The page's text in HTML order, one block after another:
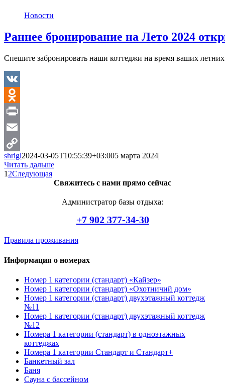
Новости
Раннее бронирование на Лето 2024
Спешите забронировать наши коттеджи на время ваших
VK
Odnoklassniki
Print
Email
Copy
Link
shrigl2024-03-05T10:55:39+03:005 марта 2024|
Читать дальше
1 2Следующая
Свяжитесь c нами прямо сейчас
Администратор базы отдыха:
+7 902 377-34-30
Правила проживания
Информация о номерах
Номер 1 категории (стандарт) «Кайзер»
Номер 1 категории (стандарт) «Охотничий дом»
Номер 1 категории (стандарт) двухэтажный коттедж
№11
Номер 1 категории (стандарт) двухэтажный коттедж
№12
Номера 1 категории (стандарт) в одноэтажных
коттеджах
Номера 1 категории Стандарт и Стандарт+
Банкетный зал
Баня
Сауна с бассейном